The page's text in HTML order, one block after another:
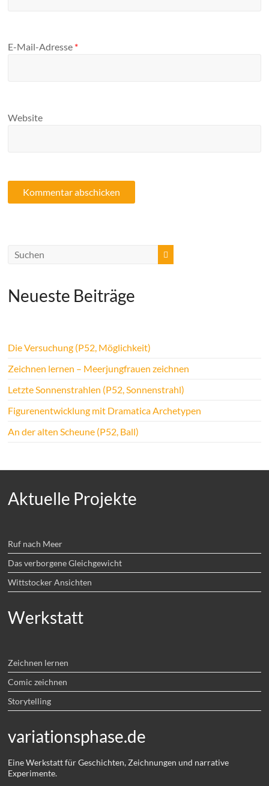
E-Mail-Adresse *
Website
Neueste Beiträge
Die Versuchung (P52, Möglichkeit)
Zeichnen lernen – Meerjungfrauen zeichnen
Letzte Sonnenstrahlen (P52, Sonnenstrahl)
Figurenentwicklung mit Dramatica Archetypen
An der alten Scheune (P52, Ball)
Aktuelle Projekte
Ruf nach Meer
Das verborgene Gleichgewicht
Wittstocker Ansichten
Werkstatt
Zeichnen lernen
Comic zeichnen
Storytelling
variationsphase.de
Eine Werkstatt für Geschichten, Zeichnungen und narrative
Experimente.